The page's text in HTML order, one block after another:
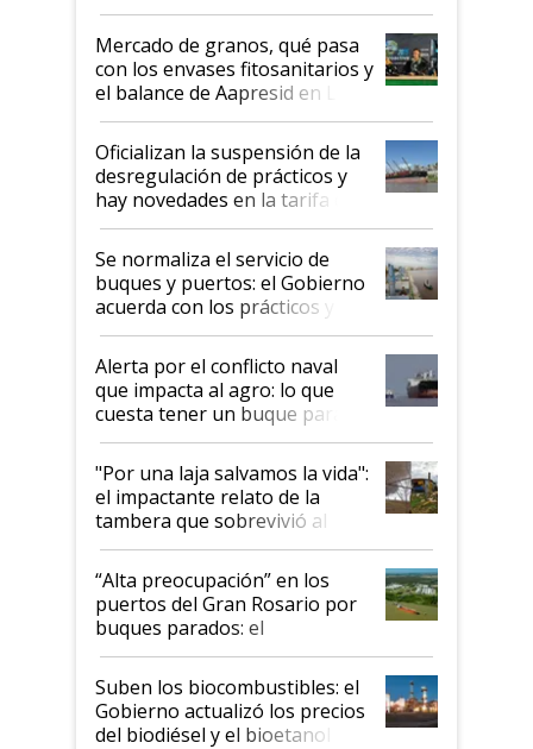
Mercado de granos, qué pasa
con los envases fitosanitarios y
el balance de Aapresid en La
Posta
Oficializan la suspensión de la
desregulación de prácticos y
hay novedades en la tarifa de
la hidrovía
Se normaliza el servicio de
buques y puertos: el Gobierno
acuerda con los prácticos y
suspende el decreto de
desregulación
Alerta por el conflicto naval
que impacta al agro: lo que
cuesta tener un buque parado
y el peligro de que Argentina
pase a ser "país sucio"
"Por una laja salvamos la vida":
el impactante relato de la
tambera que sobrevivió al
tornado
“Alta preocupación” en los
puertos del Gran Rosario por
buques parados: el
funcionamiento de las
exportadoras en tensión tras
la medida de fuerza de los
prácticos
Suben los biocombustibles: el
Gobierno actualizó los precios
del biodiésel y el bioetanol